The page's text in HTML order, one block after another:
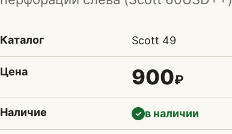
Каталог Scott 49
Цена 900₽
Наличие ✓ в наличии